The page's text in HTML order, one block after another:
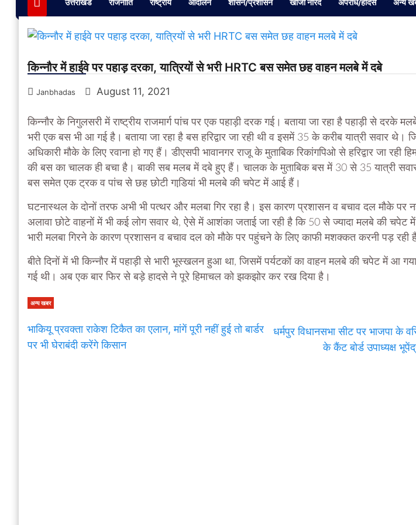
उत्तराखंड राजनीति राष्ट्रीय आंदोलन शासन/प्रशासन खोजी नारद अपराध/हादसे अन्य
किन्नौर में हाईवे पर पहाड़ दरका, यात्रियों से भरी HRTC बस समेत छह वाहन मलबे में दबे
Janbhadas August 11, 2021
किन्नौर के निगुलसरी में राष्ट्रीय राजमार्ग पांच पर एक पहाड़ी दरक गई। बताया जा रहा है पहाड़ी से दरके
भरी एक बस भी आ गई है। बताया जा रहा है बस हरिद्वार जा रही थी व इसमें 35 के करीब यात्री सवार थे।
अधिकारी मौके के लिए रवाना हो गए हैं। डीएसपी भावानगर राजू के मुताबिक रिकांगपिओ से हरिद्वार जा रही
की बस का चालक ही बचा है। बाकी सब मलब में दबे हुए हैं। चालक के मुताबिक बस में 30 से 35 यात्री
बस समेत एक ट्रक व पांच से छह छोटी गाडि़यां भी मलबे की चपेट में आई हैं।
घटनास्थल के दोनों तरफ अभी भी पत्थर और मलबा गिर रहा है। इस कारण प्रशासन व बचाव दल मौके पर
अलावा छोटे वाहनों में भी कई लोग सवार थे, ऐसे में आशंका जताई जा रही है कि 50 से ज्‍यादा मलबे की
भारी मलबा गिरने के कारण प्रशासन व बचाव दल को मौके पर पहुंचने के लिए काफी मशक्‍कत करनी पड़ रही
बीते दिनों में भी किन्‍नौर में पहाड़ी से भारी भूस्‍खलन हुआ था, जिसमें पर्यटकों का वाहन मलबे की चपेट में आ गया
गई थी। अब एक बार फ‍िर से बड़े हादसे ने पूरे हिमाचल को झकझोर कर रख दिया है।
अन्य खबर
भाकियू प्रवक्ता राकेश टिकैत का एलान, मांगें पूरी नहीं हुई तो बार्डर
पर भी घेराबंदी करेंगे किसान
धर्मपुर विधानसभा सीट पर भाजपा के
के कैंट बोर्ड उपाध्यक्ष